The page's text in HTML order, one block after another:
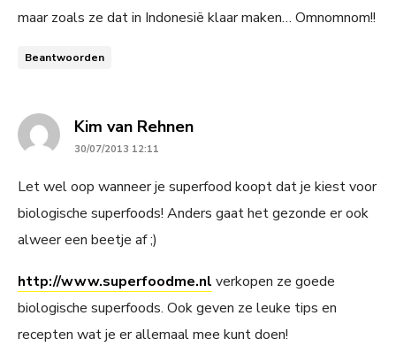
maar zoals ze dat in Indonesië klaar maken… Omnomnom!!
Beantwoorden
Kim van Rehnensays:
30/07/2013 12:11
Let wel oop wanneer je superfood koopt dat je kiest voor
biologische superfoods! Anders gaat het gezonde er ook
alweer een beetje af ;)
http://www.superfoodme.nl verkopen ze goede
biologische superfoods. Ook geven ze leuke tips en
recepten wat je er allemaal mee kunt doen!